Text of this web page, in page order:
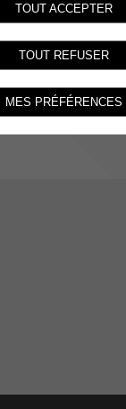
26 27 28
03
TOUT ACCEPTER
TOUT REFUSER
MES PRÉFÉRENCES